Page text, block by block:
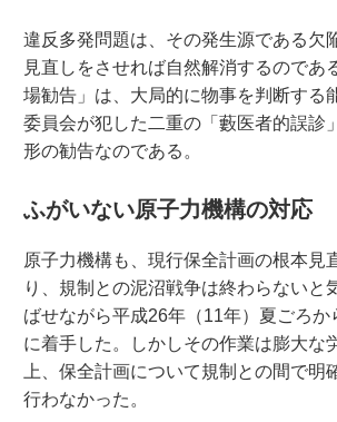
違反多発問題は、その発生源である欠
見直しをさせれば自然解消するのであ
場勧告」は、大局的に物事を判断する
委員会が犯した二重の「藪医者的誤診
形の勧告なのである。
ふがいない原子力機構の対応
原子力機構も、現行保全計画の根本見
り、規制との泥沼戦争は終わらないと
ばせながら平成26年（11年）夏ごろか
に着手した。しかしその作業は膨大な
上、保全計画について規制との間で明
行わなかった。